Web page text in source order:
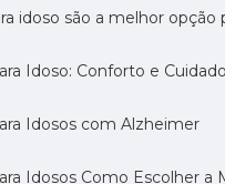
idoso são a melhor
Idoso: Conforto e Cuidado
Idosos com Alzheimer
Idosos Como Escolher a